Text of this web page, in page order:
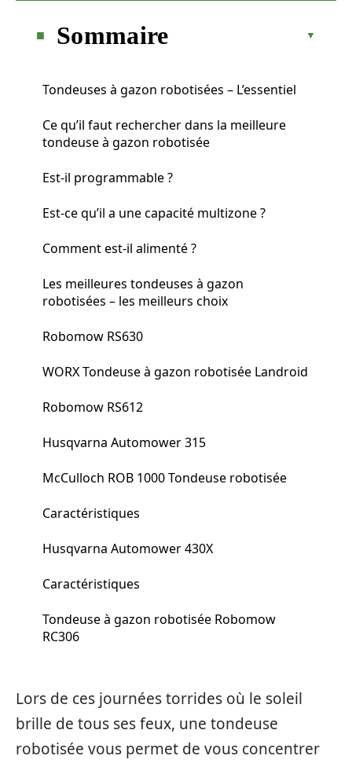
Sommaire
Tondeuses à gazon robotisées – L’essentiel
Ce qu’il faut rechercher dans la meilleure
tondeuse à gazon robotisée
Est-il programmable ?
Est-ce qu’il a une capacité multizone ?
Comment est-il alimenté ?
Les meilleures tondeuses à gazon
robotisées – les meilleurs choix
Robomow RS630
WORX Tondeuse à gazon robotisée Landroid
Robomow RS612
Husqvarna Automower 315
McCulloch ROB 1000 Tondeuse robotisée
Caractéristiques
Husqvarna Automower 430X
Caractéristiques
Tondeuse à gazon robotisée Robomow
RC306
Lors de ces journées torrides où le soleil
brille de tous ses feux, une tondeuse
robotisée vous permet de vous concentrer